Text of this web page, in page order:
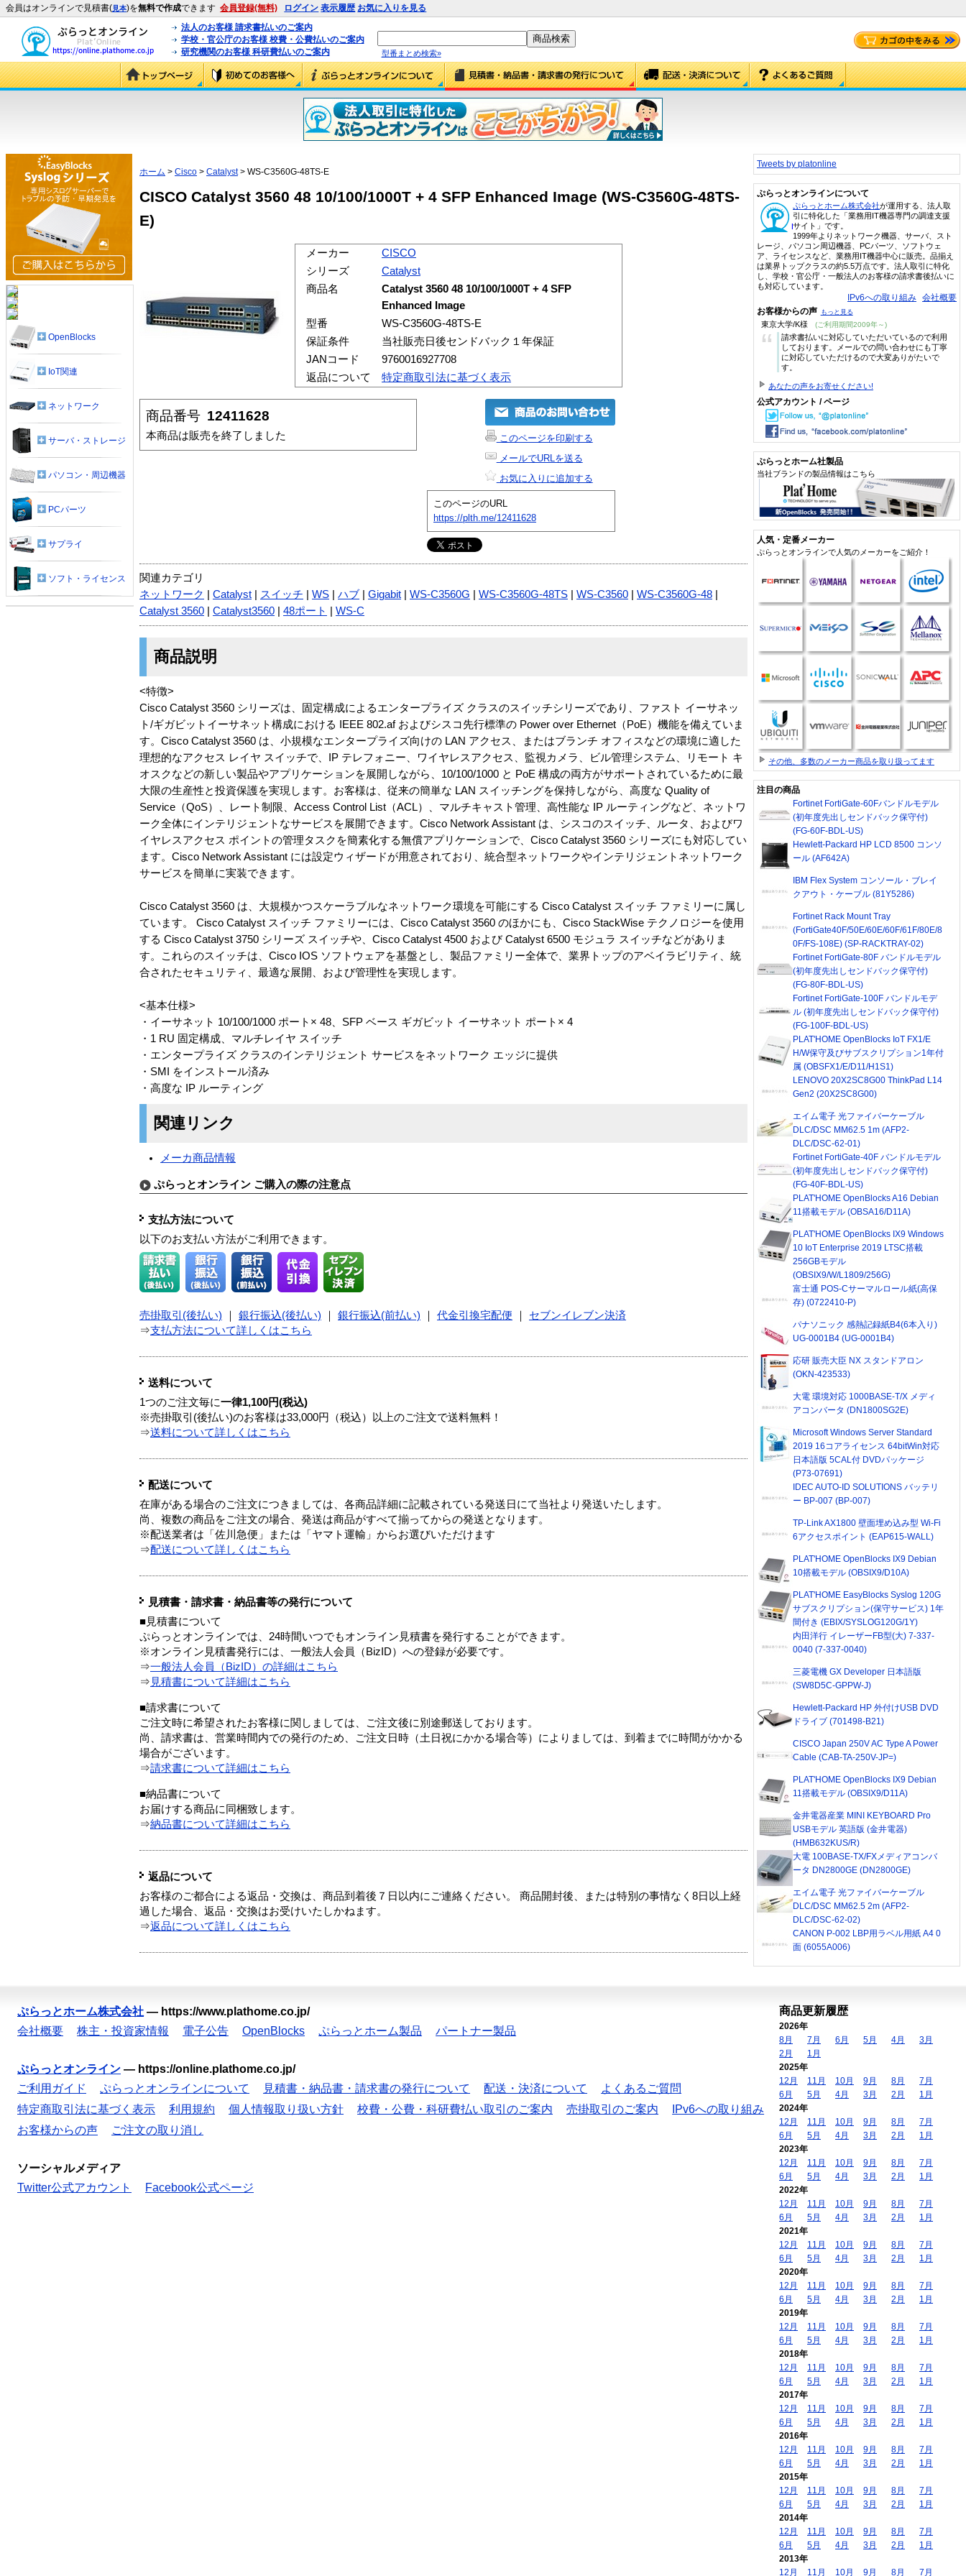
会員はオンラインで見積書(見本)を無料で作成できます 会員登録(無料) ログイン 表示履歴 お気に入りを見る
法人のお客様 請求書払いのご案内
学校・官公庁のお客様 校費・公費払いのご案内
研究機関のお客様 科研費払いのご案内
型番まとめ検索»
ホーム > Cisco > Catalyst> WS-C3560G-48TS-E
CISCO Catalyst 3560 48 10/100/1000T + 4 SFP Enhanced Image (WS-C3560G-48TS-
E)
メーカー
CISCO
シリーズ
Catalyst
商品名
Catalyst 3560 48 10/100/1000T + 4 SFP
Enhanced Image
型番
WS-C3560G-48TS-E
保証条件
当社販売日後センドバック１年保証
JANコード
9760016927708
返品について
特定商取引法に基づく表示
商品番号 12411628
本商品は販売を終了しました
このページを印刷する
メールでURLを送る
お気に入りに追加する
このページのURL
https://plth.me/12411628
関連カテゴリ
ネットワーク
Catalyst スイッチ WS ハブ Gigabit WS-C3560G WS-C3560G-48TS WS-C3560 WS-C3560G-48
Catalyst 3560
Catalyst3560 48ポート WS-C
商品説明
<特徴>
Cisco Catalyst 3560 シリーズは、固定構成によるエンタープライズ クラスのスイッチシリーズであり、ファスト イーサネッ
ト/ギガビットイーサネット構成における IEEE 802.af およびシスコ先行標準の Power over Ethernet（PoE）機能を備えていま
す。Cisco Catalyst 3560 は、小規模なエンタープライズ向けの LAN アクセス、またはブランチ オフィスなどの環境に適した
理想的なアクセス レイヤ スイッチで、IP テレフォニー、ワイヤレスアクセス、監視カメラ、ビル管理システム、リモート キ
オスクなどの新しい製品やアプリケーションを展開しながら、10/100/1000 と PoE 構成の両方がサポートされているために最
大限の生産性と投資保護を実現します。お客様は、従来の簡単な LAN スイッチングを保持しながら、高度な Quality of
Service（QoS）、レート制限、Access Control List（ACL）、マルチキャスト管理、高性能な IP ルーティングなど、ネットワ
ーク全体にインテリジェントなサービスを展開できます。Cisco Network Assistant は、シスコのスイッチ、ルータ、およびワ
イヤレスアクセス ポイントの管理タスクを簡素化する無償アプリケーションで、Cisco Catalyst 3560 シリーズにも対応してい
ます。Cisco Network Assistant には設定ウィザードが用意されており、統合型ネットワークやインテリジェントネットワーク
サービスを簡単に実装できます。
Cisco Catalyst 3560 は、大規模かつスケーラブルなネットワーク環境を可能にする Cisco Catalyst スイッチ ファミリーに属し
ています。 Cisco Catalyst スイッチ ファミリーには、Cisco Catalyst 3560 のほかにも、Cisco StackWise テクノロジーを使用
する Cisco Catalyst 3750 シリーズ スイッチや、Cisco Catalyst 4500 および Catalyst 6500 モジュラ スイッチなどがありま
す。これらのスイッチは、Cisco IOS ソフトウェアを基盤とし、製品ファミリー全体で、業界トップのアベイラビリティ、統
合されたセキュリティ、最適な展開、および管理性を実現します。
<基本仕様>
・イーサネット 10/100/1000 ポート× 48、SFP ベース ギガビット イーサネット ポート× 4
・1 RU 固定構成、マルチレイヤ スイッチ
・エンタープライズ クラスのインテリジェント サービスをネットワーク エッジに提供
・SMI をインストール済み
・高度な IP ルーティング
関連リンク
メーカ商品情報
ぷらっとオンライン ご購入の際の注意点
支払方法について
以下のお支払い方法がご利用できます。
売掛取引(後払い) 銀行振込(後払い) 銀行振込(前払い) 代金引換宅配便
セブンイレブン決済
⇒支払方法について詳しくはこちら
送料について
1つのご注文毎に一律1,100円(税込)
※売掛取引(後払い)のお客様は33,000円（税込）以上のご注文で送料無料！
⇒送料について詳しくはこちら
配送について
在庫がある場合のご注文につきましては、各商品詳細に記載されている発送日にて当社より発送いたします。
尚、複数の商品をご注文の場合、発送は商品がすべて揃ってからの発送となります。
※配送業者は「佐川急便」または「ヤマト運輸」からお選びいただけます
⇒配送について詳しくはこちら
見積書・請求書・納品書等の発行について
■見積書について
ぷらっとオンラインでは、24時間いつでもオンライン見積書を発行することができます。
※オンライン見積書発行には、一般法人会員（BizID）への登録が必要です。
⇒一般法人会員（BizID）の詳細はこちら
⇒ 見積書について詳細はこちら
■請求書について
ご注文時に希望されたお客様に関しましては、ご注文後に別途郵送しております。
尚、請求書は、営業時間内での発行のため、ご注文日時（土日祝にかかる場合等）によりましては、到着までに時間がかかる
場合がございます。
⇒請求書について詳細はこちら
■納品書について
お届けする商品に同梱致します。
⇒納品書について詳細はこちら
返品について
お客様のご都合による返品・交換は、商品到着後７日以内にご連絡ください。 商品開封後、または特別の事情なく8日以上経
過した場合、返品・交換はお受けいたしかねます。
⇒返品について詳しくはこちら
OpenBlocks
IoT関連
ネットワーク
サーバ・ストレージ
パソコン・周辺機器
PCパーツ
サプライ
ソフト・ライセンス
Tweets by platonline
ぷらっとオンラインについて
ぷらっとホーム株式会社が運用する、法人取
引に特化した「業務用IT機器専門の調達支援
サイト」です。
1999年よりネットワーク機器、サーバ、スト
レージ、パソコン周辺機器、PCパーツ、ソフトウェ
ア、ライセンスなど、業務用IT機器中心に販売。品揃え
は業界トップクラスの約5.5万点です。法人取引に特化
し、学校・官公庁・一般法人のお客様の請求書後払いに
も対応しています。
IPv6への取り組み 会社概要
お客様からの声 もっと見る
東京大学/K様 (ご利用期間2009年～)
“
請求書払いに対応していただいているので利用
しております。メールでの問い合わせにも丁寧
に対応していただけるので大変ありがたいで
す。
あなたの声をお寄せください!
公式アカウント / ページ
ぷらっとホーム社製品
当社ブランドの製品情報はこちら
人気・定番メーカー
ぷらっとオンラインで人気のメーカーをご紹介！
その他、多数のメーカー商品を取り扱ってます
注目の商品
Fortinet FortiGate-60Fバンドルモデル
(初年度先出しセンドバック保守付)
(FG-60F-BDL-US)
Hewlett-Packard HP LCD 8500 コンソ
ール (AF642A)
IBM Flex System コンソール・ブレイ
クアウト・ケーブル (81Y5286)
Fortinet Rack Mount Tray
(FortiGate40F/50E/60E/60F/61F/80E/8
0F/FS-108E) (SP-RACKTRAY-02)
Fortinet FortiGate-80F バンドルモデル
(初年度先出しセンドバック保守付)
(FG-80F-BDL-US)
Fortinet FortiGate-100F バンドルモデ
ル (初年度先出しセンドバック保守付)
(FG-100F-BDL-US)
PLAT'HOME OpenBlocks IoT FX1/E
H/W保守及びサブスクリプション1年付
属 (OBSFX1/E/D11/H1S1)
LENOVO 20X2SC8G00 ThinkPad L14
Gen2 (20X2SC8G00)
エイム電子 光ファイバーケーブル
DLC/DSC MM62.5 1m (AFP2-
DLC/DSC-62-01)
Fortinet FortiGate-40F バンドルモデル
(初年度先出しセンドバック保守付)
(FG-40F-BDL-US)
PLAT'HOME OpenBlocks A16 Debian
11搭載モデル (OBSA16/D11A)
PLAT'HOME OpenBlocks IX9 Windows
10 IoT Enterprise 2019 LTSC搭載
256GBモデル
(OBSIX9/W/L1809/256G)
富士通 POS-Cサーマルロール紙(高保
存) (0722410-P)
パナソニック 感熱記録紙B4(6本入り)
UG-0001B4 (UG-0001B4)
応研 販売大臣 NX スタンドアロン
(OKN-423533)
大電 環境対応 1000BASE-T/X メディ
アコンバータ (DN1800SG2E)
Microsoft Windows Server Standard
2019 16コアライセンス 64bitWin対応
日本語版 5CAL付 DVDパッケージ
(P73-07691)
IDEC AUTO-ID SOLUTIONS バッテリ
ー BP-007 (BP-007)
TP-Link AX1800 壁面埋め込み型 Wi-Fi
6アクセスポイント (EAP615-WALL)
PLAT'HOME OpenBlocks IX9 Debian
10搭載モデル (OBSIX9/D10A)
PLAT'HOME EasyBlocks Syslog 120G
サブスクリプション(保守サービス) 1年
間付き (EBIX/SYSLOG120G/1Y)
内田洋行 イレーザーFB型(大) 7-337-
0040 (7-337-0040)
三菱電機 GX Developer 日本語版
(SW8D5C-GPPW-J)
Hewlett-Packard HP 外付けUSB DVD
ドライブ (701498-B21)
CISCO Japan 250V AC Type A Power
Cable (CAB-TA-250V-JP=)
PLAT'HOME OpenBlocks IX9 Debian
11搭載モデル (OBSIX9/D11A)
金井電器産業 MINI KEYBOARD Pro
USBモデル 英語版 (金井電器)
(HMB632KUS/R)
大電 100BASE-TX/FXメディアコンバ
ータ DN2800GE (DN2800GE)
エイム電子 光ファイバーケーブル
DLC/DSC MM62.5 2m (AFP2-
DLC/DSC-62-02)
CANON P-002 LBP用ラベル用紙 A4 0
面 (6055A006)
ぷらっとホーム株式会社 — https://www.plathome.co.jp/
会社概要
株主・投資家情報 電子公告 OpenBlocks ぷらっとホーム製品 パートナー製品
ぷらっとオンライン — https://online.plathome.co.jp/
ご利用ガイド
ぷらっとオンラインについて 見積書・納品書・請求書の発行について 配送・決済について
よくあるご質問
特定商取引法に基づく表示
利用規約 個人情報取り扱い方針 校費・公費・科研費払い取引のご案内 売掛取引のご案内
IPv6への取り組み
お客様からの声
ご注文の取り消し
ソーシャルメディア
Twitter公式アカウント
Facebook公式ページ
商品更新履歴
2026年
8月
7月 6月 5月 4月
3月
2月
1月
2025年
12月
11月 10月 9月 8月
7月
6月
5月 4月 3月 2月
1月
2024年
12月
11月 10月 9月 8月
7月
6月
5月 4月 3月 2月
1月
2023年
12月
11月 10月 9月 8月
7月
6月
5月 4月 3月 2月
1月
2022年
12月
11月 10月 9月 8月
7月
6月
5月 4月 3月 2月
1月
2021年
12月
11月 10月 9月 8月
7月
6月
5月 4月 3月 2月
1月
2020年
12月
11月 10月 9月 8月
7月
6月
5月 4月 3月 2月
1月
2019年
12月
11月 10月 9月 8月
7月
6月
5月 4月 3月 2月
1月
2018年
12月
11月 10月 9月 8月
7月
6月
5月 4月 3月 2月
1月
2017年
12月
11月 10月 9月 8月
7月
6月
5月 4月 3月 2月
1月
2016年
12月
11月 10月 9月 8月
7月
6月
5月 4月 3月 2月
1月
2015年
12月
11月 10月 9月 8月
7月
6月
5月 4月 3月 2月
1月
2014年
12月
11月 10月 9月 8月
7月
6月
5月 4月 3月 2月
1月
2013年
12月
11月 10月 9月 8月 7月